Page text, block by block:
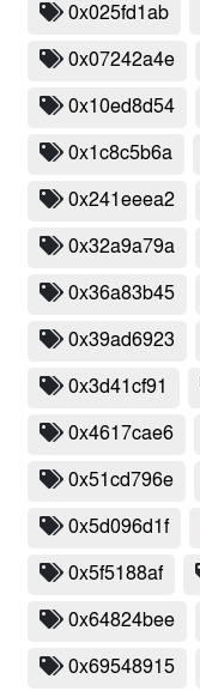
0x025fd1ab
0x07242a4e
0x10ed8d54
0x1c8c5b6a
0x241eeea2
0x32a9a79a
0x36a83b45
0x39ad6923
0x3d41cf91
0x4617cae6
0x51cd796e
0x5d096d1f
0x5f5188af
0x64824bee
0x69548915